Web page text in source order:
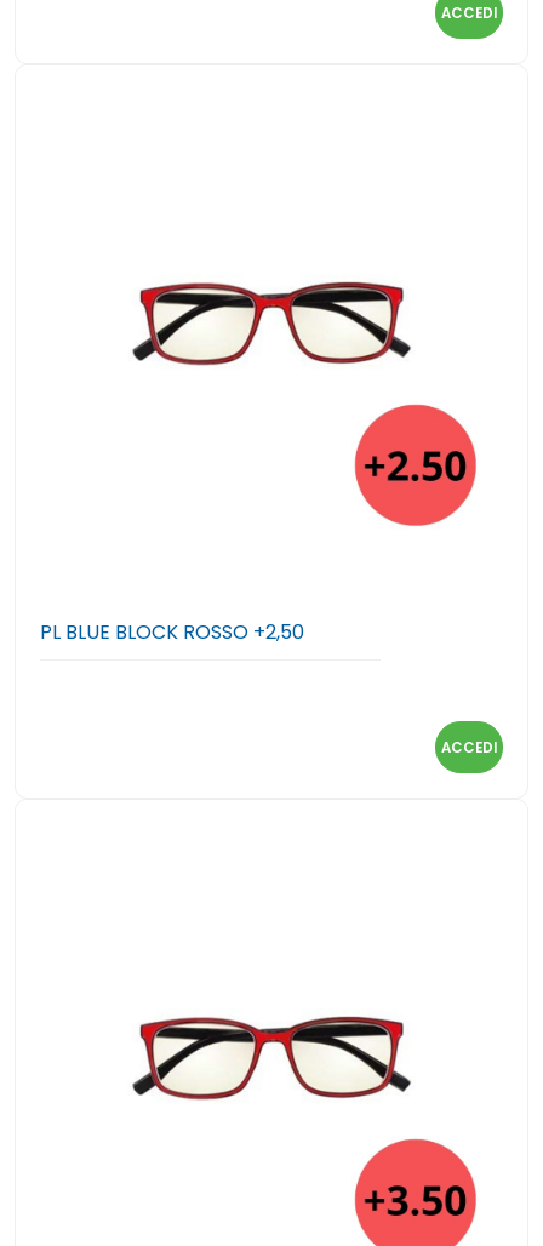
ACCEDI
PL BLUE BLOCK ROSSO +2,50
ACCEDI